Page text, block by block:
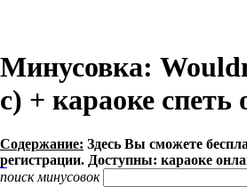
Минусовка:
с) + караоке спеть
Содержание: Здесь Вы сможете
регистрации. Доступны: караоке
поиск минусовок